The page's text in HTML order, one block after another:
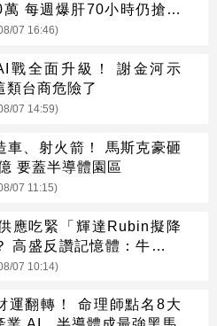
每週爆肝70小時仍搶破
07 16:46)
戰全面升級！ 謝金河示
類台商危險了
07 14:59)
車、射火箭！ 馬斯克豪砸
要蓋半導體園區
07 11:15)
應吃緊「輝達Rubin擬降
高盛反讚記憶體：牛市才
07 10:14)
運翻轉！ 命理師點名8大